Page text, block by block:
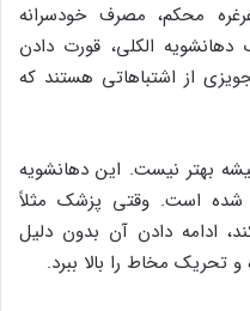
محکم، مصرف خودسرانه
دهانشویه الکلی، قورت دادن
از اشتباهاتی هستند که
بهتر نیست. این دهانشویه
شده است. وقتی پزشک مثلاً
می‌کند، ادامه دادن آن بدون دلیل
تحریک مخاط را بالا ببرد.